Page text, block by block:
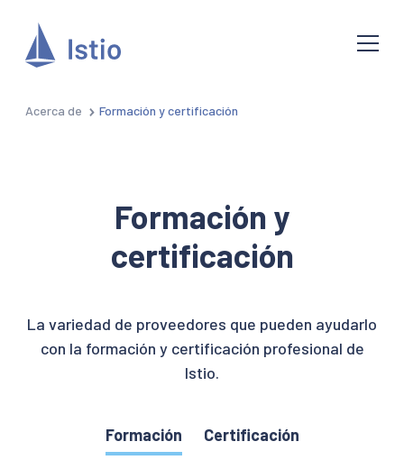
Acerca de Formación y certificación
Formación y
certificación
La variedad de proveedores que pueden ayudarlo
con la formación y certificación profesional de
Istio.
Formación Certificación